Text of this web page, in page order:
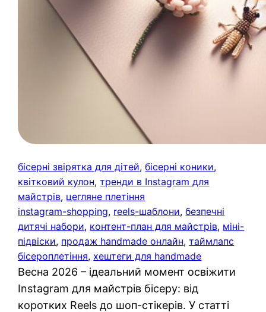
бісерні звірятка для дітей, бісерні коники
квітковий кулон, тренди в Instagram для
майстрів, цегляне плетіння
instagram-shopping, reels-шаблони, безпечні
дитячі набори, контент-план для майстрів, міні-
підвіски, продаж handmade онлайн, таймлапс
бісероплетіння, хештеги для handmade
Весна 2026 – ідеальний момент освіжити
Instagram для майстрів бісеру: від
коротких Reels до шоп-стікерів. У статті